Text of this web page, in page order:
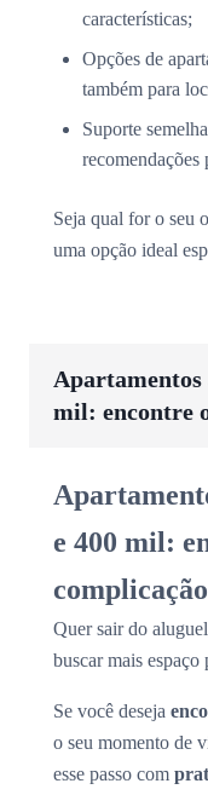
características;
Opções de
também para
Suporte
recomendações
Seja qual for o seu
uma opção ideal
Apartamentos
mil: encontre
e 400 mil:
complicação
Quer sair do
buscar mais espaço
Se você deseja
o seu momento de
esse passo com